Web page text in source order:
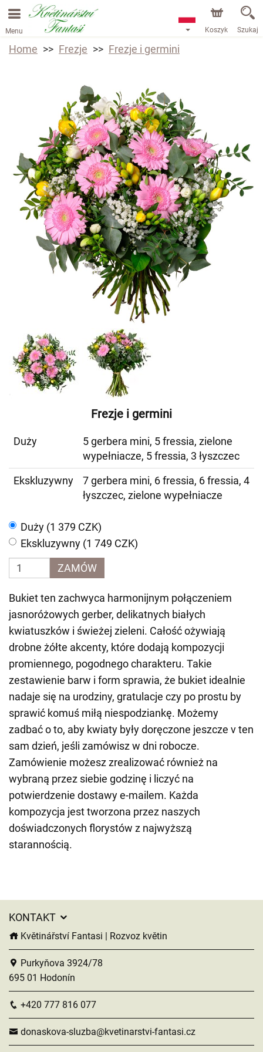
Menu Koszyk Szukaj
Home Frezje Frezje i germini
Frezje i germini
Duży
5 gerbera mini, 5 fressia, zielone
wypełniacze, 5 fressia, 3 łyszczec
Ekskluzywny
7 gerbera mini, 6 fressia, 6 fressia, 4
łyszczec, zielone wypełniacze
Duży (1 379 CZK)
Ekskluzywny (1 749 CZK)
ZAMÓW
Bukiet ten zachwyca harmonijnym połączeniem
jasnoróżowych gerber, delikatnych białych
kwiatuszków i świeżej zieleni. Całość ożywiają
drobne żółte akcenty, które dodają kompozycji
promiennego, pogodnego charakteru. Takie
zestawienie barw i form sprawia, że bukiet idealnie
nadaje się na urodziny, gratulacje czy po prostu by
sprawić komuś miłą niespodziankę. Możemy
zadbać o to, aby kwiaty były doręczone jeszcze v ten
sam dzień, jeśli zamówisz w dni robocze.
Zamówienie możesz zrealizować również na
wybraną przez siebie godzinę i liczyć na
potwierdzenie dostawy e-mailem. Każda
kompozycja jest tworzona przez naszych
doświadczonych florystów z najwyższą
starannością.
KONTAKT
Květinářství Fantasi | Rozvoz květin
Purkyňova 3924/78
695 01 Hodonín
+420 777 816 077
donaskova-sluzba@kvetinarstvi-fantasi.cz